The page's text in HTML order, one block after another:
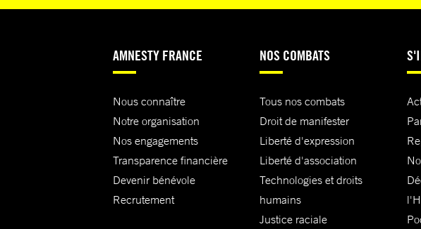
AMNESTY FRANCE
Nous connaître
Notre organisation
Nos engagements
Transparence financière
Devenir bénévole
Recrutement
NOS COMBATS
Tous nos combats
Droit de manifester
Liberté d'expression
Liberté d'association
Technologies et droits
humains
Justice raciale